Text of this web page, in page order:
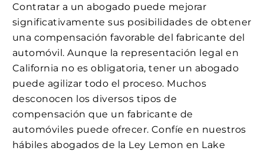
Contratar a un abogado puede mejorar
significativamente sus posibilidades de obtener
una compensación favorable del fabricante del
automóvil. Aunque la representación legal en
California no es obligatoria, tener un abogado
puede agilizar todo el proceso. Muchos
desconocen los diversos tipos de
compensación que un fabricante de
automóviles puede ofrecer. Confíe en nuestros
hábiles abogados de la Ley Lemon en Lake